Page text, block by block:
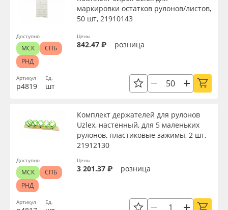
Артикул
р4819
маркировки остатков рулонов/листов,
50 шт, 21910143
Ед.
шт
Цены
842.47 ₽ розница
Доступно
МСК
СПБ
РНД
Артикул
Комплект держателей для рулонов
Uzlex, настенный, для 5 маленьких
рулонов, пластиковые зажимы, 2 шт,
21912130
Ед.
Цены
3 201.37 ₽ розница
Доступно
МСК
СПБ
РНД